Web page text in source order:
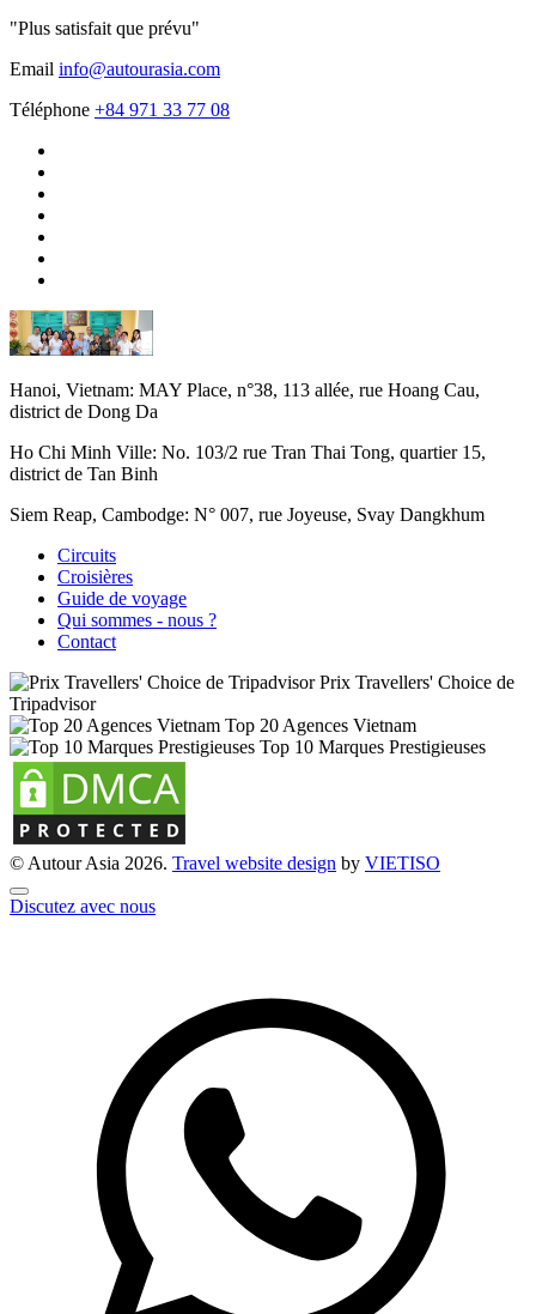
"Plus satisfait que prévu"
Email info@autourasia.com
Téléphone +84 971 33 77 08
Hanoi, Vietnam: MAY Place, n°38, 113 allée, rue Hoang Cau,
district de Dong Da
Ho Chi Minh Ville: No. 103/2 rue Tran Thai Tong, quartier 15,
district de Tan Binh
Siem Reap, Cambodge: N° 007, rue Joyeuse, Svay Dangkhum
Circuits
Croisières
Guide de voyage
Qui sommes - nous ?
Contact
Prix Travellers' Choice de
Tripadvisor
Top 20 Agences Vietnam
Top 10 Marques Prestigieuses
© Autour Asia 2026. Travel website design by VIETISO
Discutez avec nous